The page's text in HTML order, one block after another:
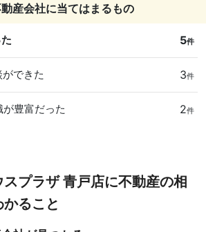
産会社に当てはまるもの
5件
できた 3件
豊富だった 2件
プラザ 青戸店に不動産の相
ること